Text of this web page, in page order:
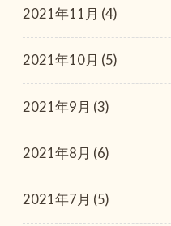
2021年11月 (4)
2021年10月 (5)
2021年9月 (3)
2021年8月 (6)
2021年7月 (5)